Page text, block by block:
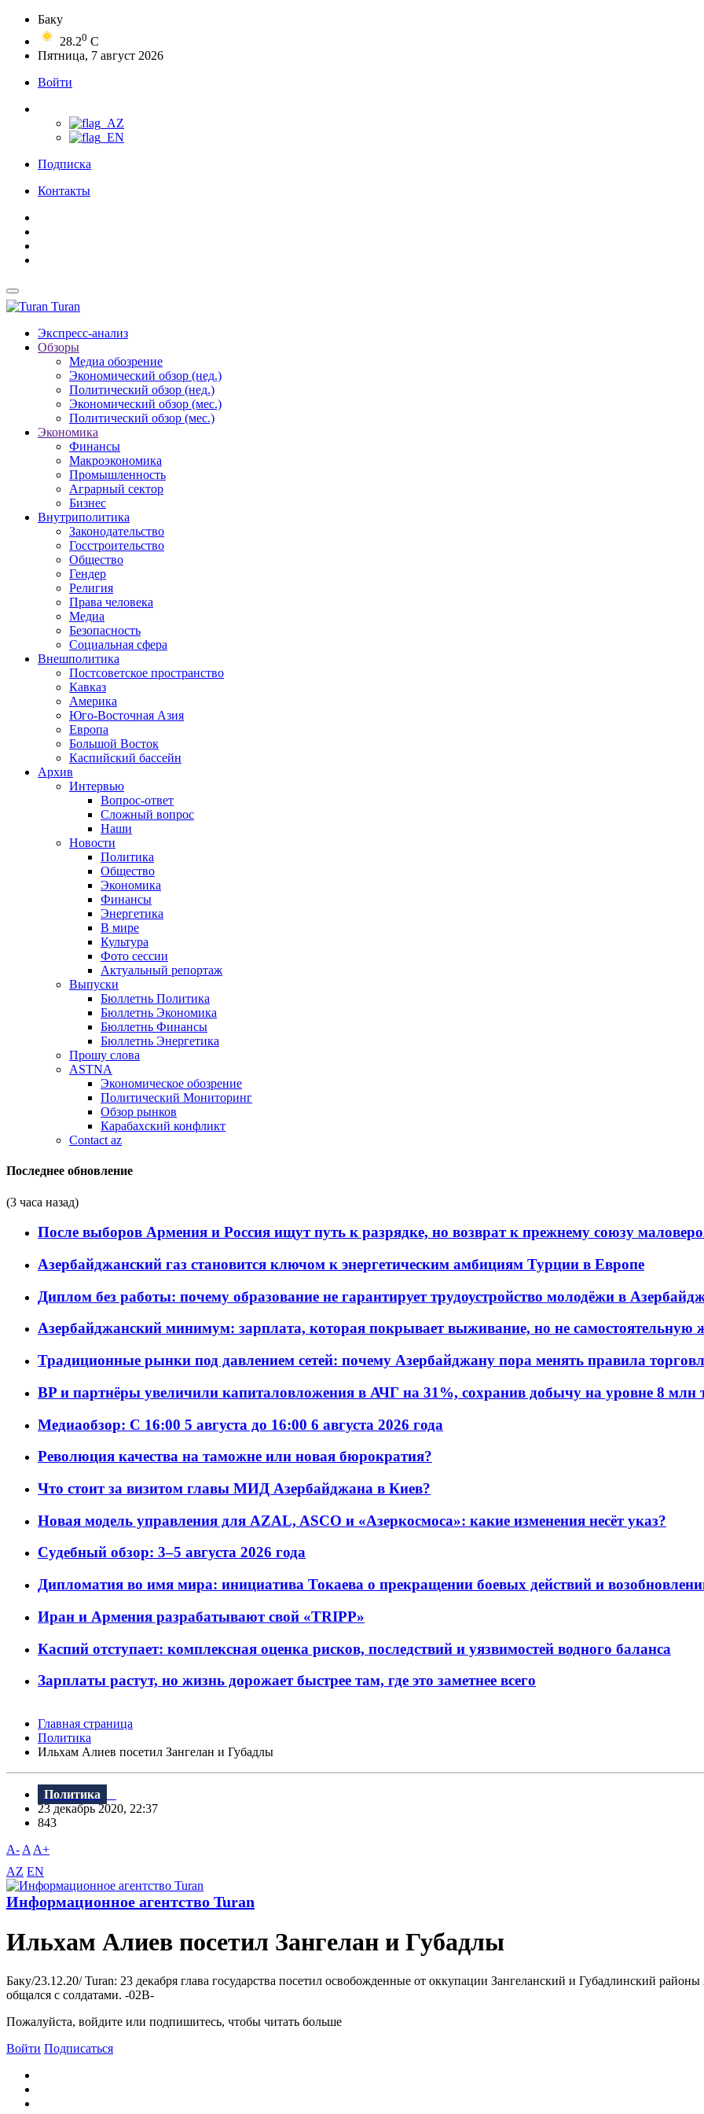
Баку
28.20 C
Пятница, 7 август 2026
Войти
Подписка
Контакты
Turan
Экспресс-анализ
Обзоры
Медиа обозрение
Экономический обзор (нед.)
Политический обзор (нед.)
Экономический обзор (мес.)
Политический обзор (мес.)
Экономика
Финансы
Макроэкономика
Промышленность
Аграрный сектор
Бизнес
Внутриполитика
Законодательство
Госстроительство
Общество
Гендер
Религия
Права человека
Медиа
Безопасность
Социальная сфера
Внешполитика
Постсоветское пространство
Кавказ
Америка
Юго-Восточная Азия
Европа
Большой Восток
Каспийский бассейн
Архив
Интервью
Вопрос-ответ
Сложный вопрос
Наши
Новости
Политика
Общество
Экономика
Финансы
Энергетика
В мире
Культура
Фото сессии
Актуальный репортаж
Выпуски
Бюллетнь Политика
Бюллетнь Экономика
Бюллетнь Финансы
Бюллетнь Энергетика
Прошу слова
ASTNA
Экономическое обозрение
Политический Мониторинг
Обзор рынков
Карабахский конфликт
Contact az
Последнее обновление
(3 часа назад)
После выборов Армения и Россия ищут путь к разрядке, но возврат к прежнему союзу
Азербайджанский газ становится ключом к энергетическим амбициям Турции в Европе
Диплом без работы: почему образование не гарантирует трудоустройство молодёжи в
Азербайджанский минимум: зарплата, которая покрывает выживание, но не самостоятельную
Традиционные рынки под давлением сетей: почему Азербайджану пора менять правила
BP и партнёры увеличили капиталовложения в АЧГ на 31%, сохранив добычу на уровне 8 млн
Медиаобзор: С 16:00 5 августа до 16:00 6 августа 2026 года
Революция качества на таможне или новая бюрократия?
Что стоит за визитом главы МИД Азербайджана в Киев?
Новая модель управления для AZAL, ASCO и «Азеркосмоса»: какие изменения несёт указ?
Судебный обзор: 3–5 августа 2026 года
Дипломатия во имя мира: инициатива Токаева о прекращении боевых действий и
Иран и Армения разрабатывают свой «TRIPP»
Каспий отступает: комплексная оценка рисков, последствий и уязвимостей водного баланса
Зарплаты растут, но жизнь дорожает быстрее там, где это заметнее всего
Главная страница
Политика
Ильхам Алиев посетил Зангелан и Губадлы
Политика
23 декабрь 2020, 22:37
843
A- A A+
AZ EN
Информационное агентство Turan
Ильхам Алиев посетил Зангелан и Губадлы
Баку/23.12.20/ Turan: 23 декабря глава государства посетил освобожденные от оккупации Зангеланский и Губадлинский
общался с солдатами. -02В-
Пожалуйста, войдите или подпишитесь, чтобы читать больше
Войти Подписаться